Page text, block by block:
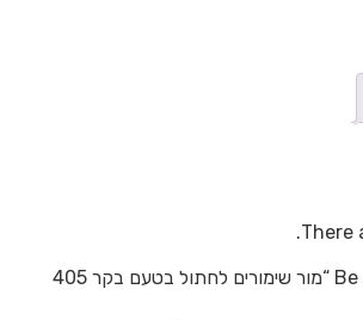
There
Be the first to review “מור שימורים לחתול בטעם בקר 405